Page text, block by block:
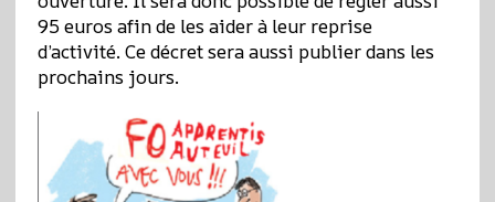
95 euros afin de les aider à leur reprise
d’activité. Ce décret sera aussi publier dans les
prochains jours.